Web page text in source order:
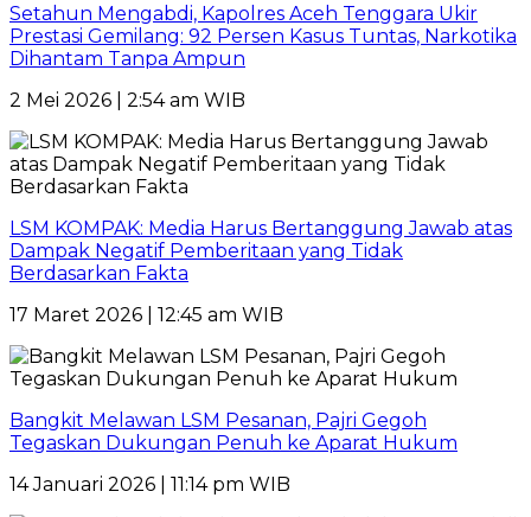
Setahun Mengabdi, Kapolres Aceh Tenggara Ukir
Prestasi Gemilang: 92 Persen Kasus Tuntas, Narkotika
Dihantam Tanpa Ampun
2 Mei 2026 | 2:54 am WIB
LSM KOMPAK: Media Harus Bertanggung Jawab atas
Dampak Negatif Pemberitaan yang Tidak
Berdasarkan Fakta
17 Maret 2026 | 12:45 am WIB
Bangkit Melawan LSM Pesanan, Pajri Gegoh
Tegaskan Dukungan Penuh ke Aparat Hukum
14 Januari 2026 | 11:14 pm WIB